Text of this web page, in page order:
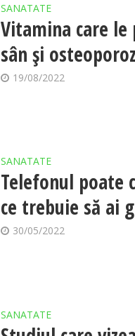
SANATATE
Vitamina care le
sân și
19/08/2022
SANATATE
Telefonul poate
ce trebuie să ai
30/05/2022
SANATATE